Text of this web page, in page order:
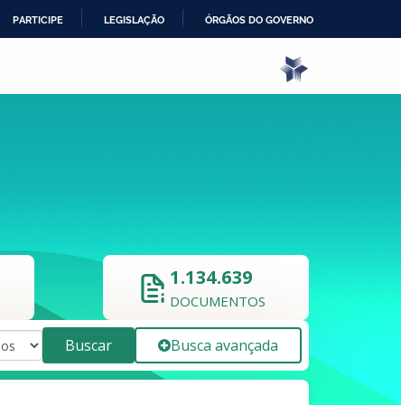
PARTICIPE LEGISLAÇÃO ÓRGÃOS DO GOVERNO
1.134.639
DOCUMENTOS
Buscar Busca avançada